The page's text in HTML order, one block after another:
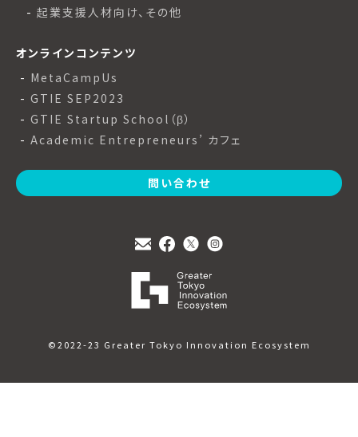
起業支援人材向け、その他
オンラインコンテンツ
MetaCampUs
GTIE SEP2023
GTIE Startup School（β）
Academic Entrepreneurs’ カフェ
問い合わせ
©2022-23 Greater Tokyo Innovation Ecosystem